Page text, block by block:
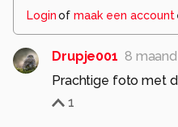
Loginof maak een account
Drupje001 8
Prachtige foto met
1